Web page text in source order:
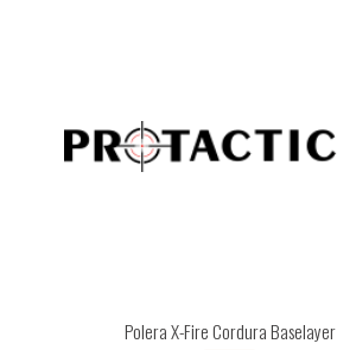
Polera X-Fire Cordura Baselayer